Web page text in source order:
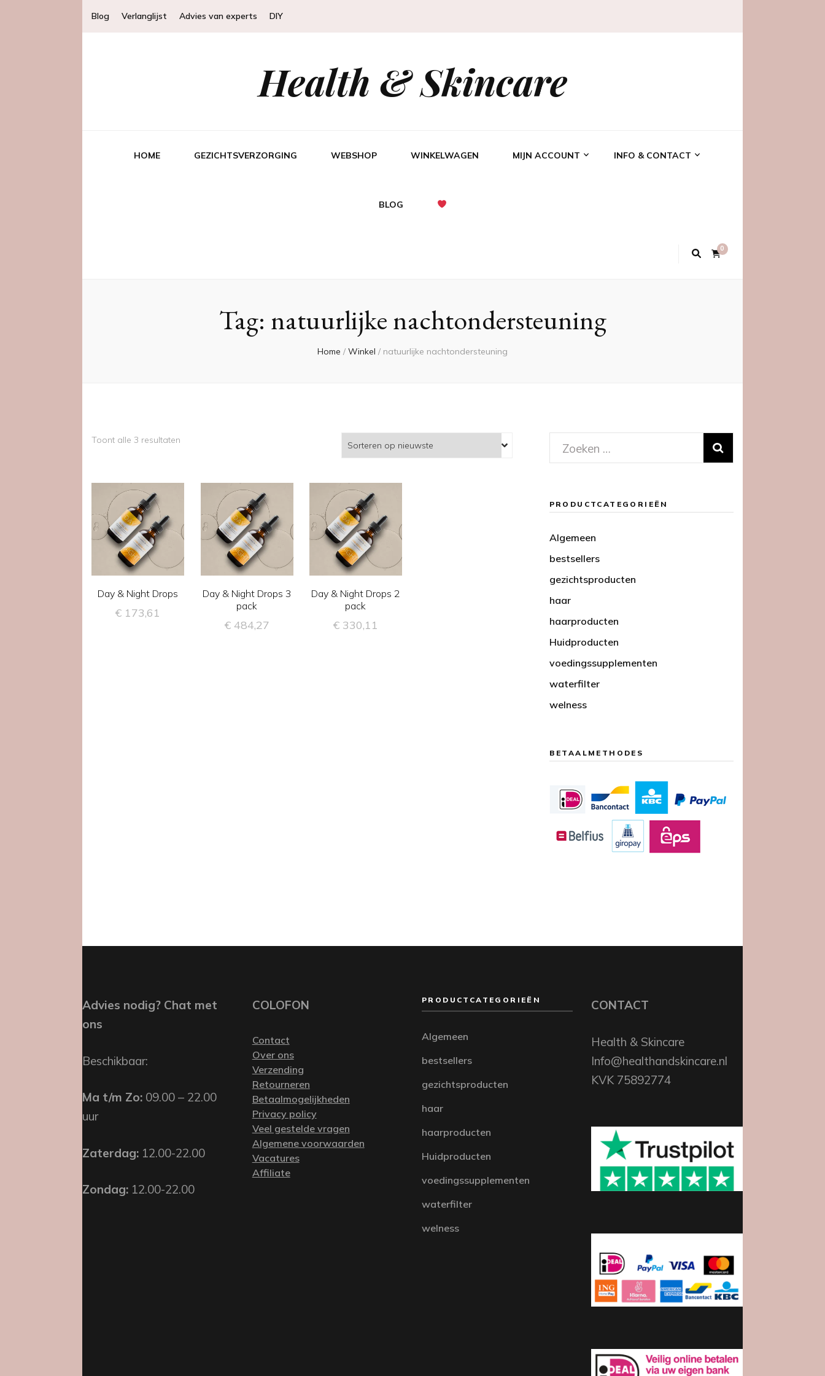
Blog Verlanglijst Advies van experts DIY
Health & Skincare
HOME GEZICHTSVERZORGING WEBSHOP WINKELWAGEN MIJN ACCOUNT INFO & CONTACT
BLOG
0
Tag: natuurlijke nachtondersteuning
Home / Winkel / natuurlijke nachtondersteuning
Toont alle 3 resultaten
Day & Night Drops
€ 173,61
Day & Night Drops 3
pack
€484,27
Day & Night Drops 2
pack
€330,11
Zoeken
naar:
PRODUCTCATEGORIEËN
Algemeen
bestsellers
gezichtsproducten
haar
haarproducten
Huidproducten
voedingssupplementen
waterfilter
welness
BETAALMETHODES
Advies nodig? Chat met
ons
Beschikbaar:
Ma t/m Zo: 09.00 – 22.00
uur
Zaterdag: 12.00-22.00
Zondag: 12.00-22.00
COLOFON
Contact
Over ons
Verzending
Retourneren
Betaalmogelijkheden
Privacy policy
Veel gestelde vragen
Algemene voorwaarden
Vacatures
Affiliate
PRODUCTCATEGORIEËN
Algemeen
bestsellers
gezichtsproducten
haar
haarproducten
Huidproducten
voedingssupplementen
waterfilter
welness
CONTACT
Health & Skincare
Info@healthandskincare.nl
KVK 75892774